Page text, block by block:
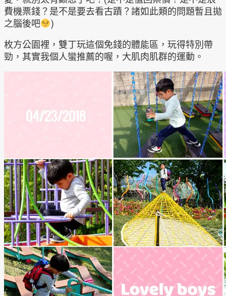
費機票錢？是不是要去看古蹟？諸如此類的問題暫且拋
之腦後吧
)
枚方公園裡，雙丁玩這個免錢的體能區，玩得特別帶
勁，其實我個人蠻推薦的喔，大肌肉肌群的運動。